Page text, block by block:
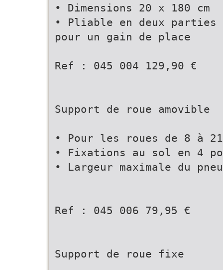
• Dimensions 20 x 180 cm
• Pliable en deux parties
pour un gain de place
Ref : 045 004 129,90 €
Support de roue amovible
• Pour les roues de 8 à 21
• Fixations au sol en 4
• Largeur maximale du
Ref : 045 006 79,95 €
Support de roue fixe